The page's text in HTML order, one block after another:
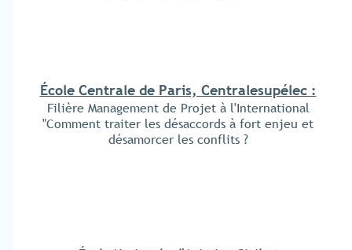
École Centrale de Paris, Centralesupélec :
Filière Management de Projet à l'International
"Comment traiter les désaccords à fort enjeu et
désamorcer les conflits ?